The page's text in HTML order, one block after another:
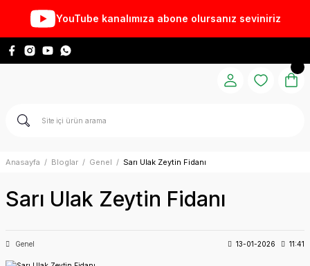
YouTube kanalımıza abone olursanız seviniriz
Anasayfa Bloglar Genel Sarı Ulak Zeytin Fidanı
Sarı Ulak Zeytin Fidanı
Genel 13-01-2026 11:41